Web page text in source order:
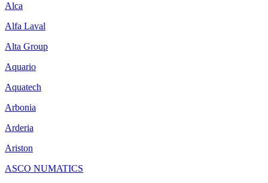
Alca
Alfa Laval
Alta Group
Aquario
Aquatech
Arbonia
Arderia
Ariston
ASCO NUMATICS